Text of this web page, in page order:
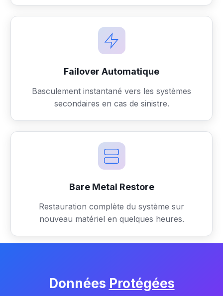
Failover Automatique
Basculement instantané vers les systèmes
secondaires en cas de sinistre.
Bare Metal Restore
Restauration complète du système sur
nouveau matériel en quelques heures.
Données Protégées